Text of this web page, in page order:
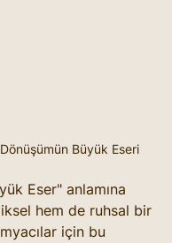
Büyük Eseri
Eser" anlamına
hem de ruhsal bir
için bu